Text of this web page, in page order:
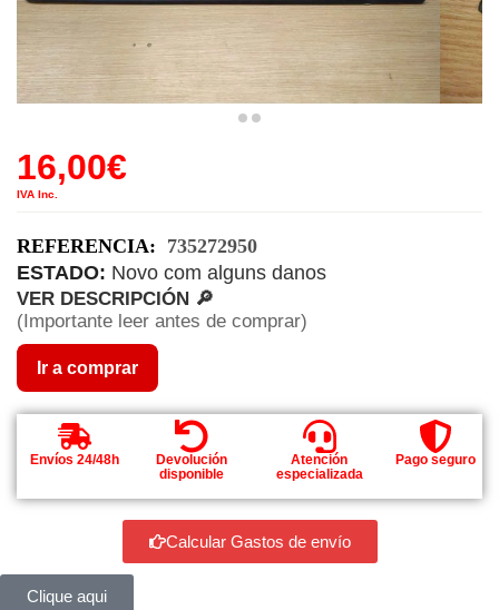
16,00€
IVA Inc.
REFERENCIA: 735272950
ESTADO: Novo com alguns danos
VER DESCRIPCIÓN 🔎
(Importante leer antes de comprar)
Ir a comprar
Envíos 24/48h
Devolución
disponible
Atención
especializada
Pago seguro
Calcular Gastos de envío
Clique aqui